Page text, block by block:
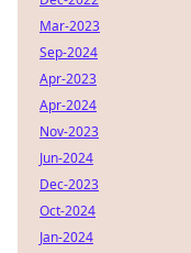
Mar-2023
Sep-2024
Apr-2023
Apr-2024
Nov-2023
Jun-2024
Dec-2023
Oct-2024
Jan-2024